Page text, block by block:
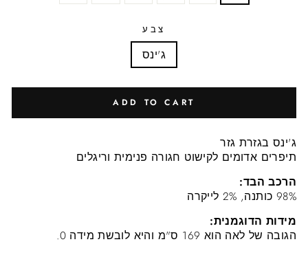
צבע
ג'ינס
ADD TO CART
ג'ינס בגזרת גזר
תיפרים אדומים לקישוט חגורה פנימית וריגלים
הרכב הבד:
98% כותנה, 2% לייקרה
מידות הדוגמנית:
הגובה של לאה הוא 169 ס"מ והיא לובשת מידה 0.